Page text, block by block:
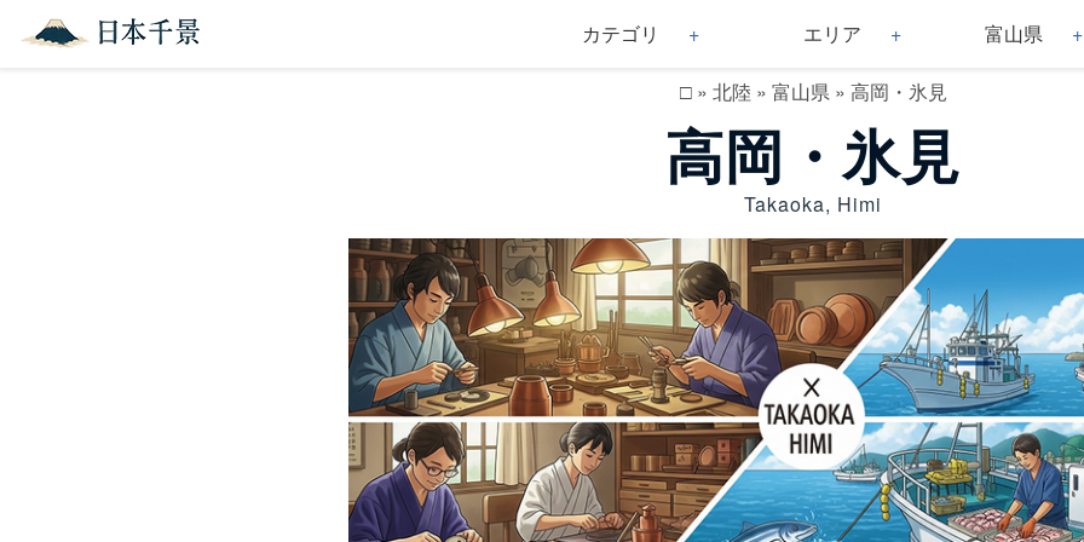
カテゴリ エリア 富山県
□» 北陸 » 富山県» 高岡・氷見
高岡・氷見
Takaoka, Himi